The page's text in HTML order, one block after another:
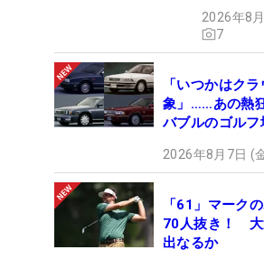
2026年8
7
「いつかはク
象」……あの熱
バブルのゴル
2026年8月7日 (
「61」マーク
70人抜き！ 大
出なるか